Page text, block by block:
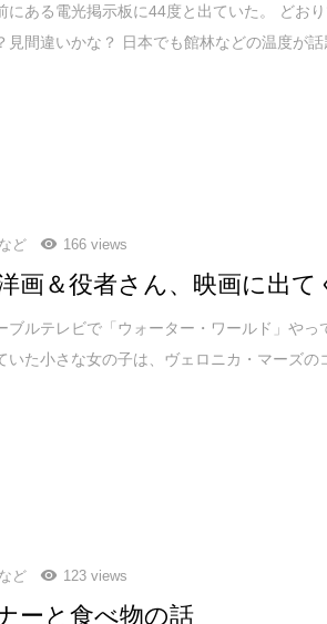
にある電光掲示板に44度と出ていた。 どお
見間違いかな？ 日本でも館林などの温度が
ど 166 views
画＆役者さん、映画に出て
ブルテレビで「ウォーター・ワールド」やっ
いた小さな女の子は、ヴェロニカ・マーズの
ど 123 views
ーと食べ物の話